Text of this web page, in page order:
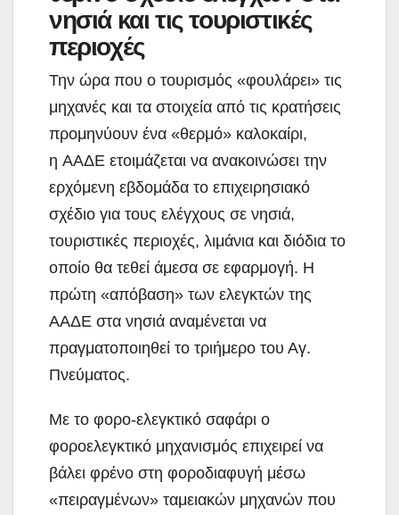
νησιά και τις τουριστικές
περιοχές
Την ώρα που ο τουρισμός «φουλάρει» τις
μηχανές και τα στοιχεία από τις κρατήσεις
προμηνύουν ένα «θερμό» καλοκαίρι,
η ΑΑΔΕ ετοιμάζεται να ανακοινώσει την
ερχόμενη εβδομάδα το επιχειρησιακό
σχέδιο για τους ελέγχους σε νησιά,
τουριστικές περιοχές, λιμάνια και διόδια το
οποίο θα τεθεί άμεσα σε εφαρμογή. Η
πρώτη «απόβαση» των ελεγκτών της
ΑΑΔΕ στα νησιά αναμένεται να
πραγματοποιηθεί το τριήμερο του Αγ.
Πνεύματος.
Με το φορο-ελεγκτικό σαφάρι ο
φοροελεγκτικό μηχανισμός επιχειρεί να
βάλει φρένο στη φοροδιαφυγή μέσω
«πειραγμένων» ταμειακών μηχανών που